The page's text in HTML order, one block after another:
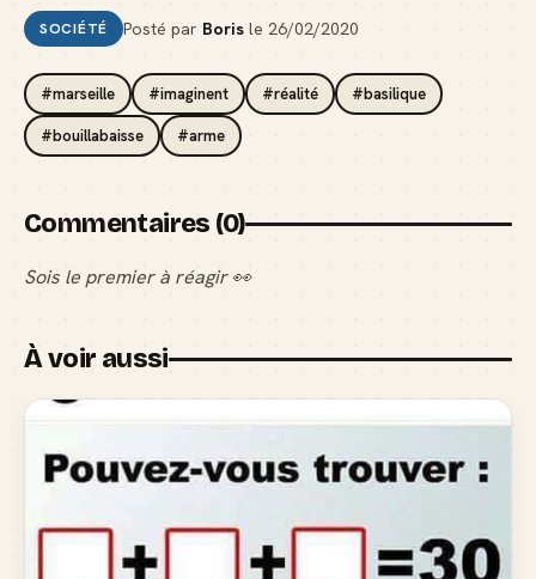
SOCIÉTÉ Posté par Borisle 26/02/2020
#marseille #imaginent #réalité #basilique
#bouillabaisse #arme
Commentaires (0)
Sois le premier à réagir 👀
À voir aussi